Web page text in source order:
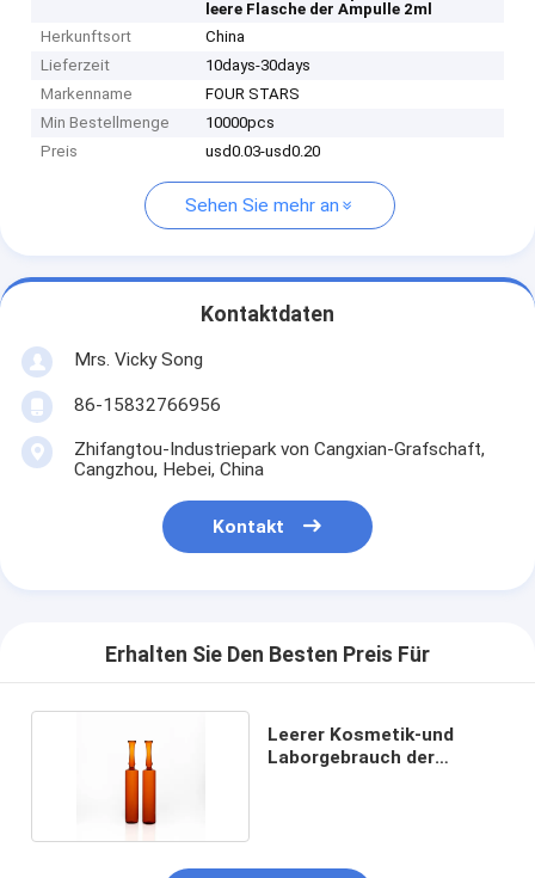
leere Flasche der Ampulle 2ml
Herkunftsort
China
Lieferzeit
10days-30days
Markenname
FOUR STARS
Min Bestellmenge
10000pcs
Preis
usd0.03-usd0.20
Sehen Sie mehr an
Kontaktdaten
Mrs. Vicky Song
86-15832766956
Zhifangtou-Industriepark von Cangxian-Grafschaft,
Cangzhou, Hebei, China
Kontakt
Erhalten Sie Den Besten Preis Für
Leerer Kosmetik-und
Laborgebrauch der